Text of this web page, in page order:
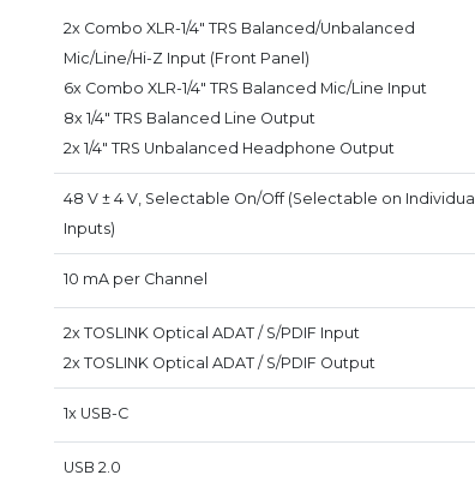
2x Combo XLR-1/4" TRS Balanced/Unbalanced
Mic/Line/Hi-Z Input (Front Panel)
6x Combo XLR-1/4" TRS Balanced Mic/Line Input
8x 1/4" TRS Balanced Line Output
2x 1/4" TRS Unbalanced Headphone Output
48 V ± 4 V, Selectable On/Off (Selectable on Individual
Inputs)
10 mA per Channel
2x TOSLINK Optical ADAT / S/PDIF Input
2x TOSLINK Optical ADAT / S/PDIF Output
1x USB-C
USB 2.0